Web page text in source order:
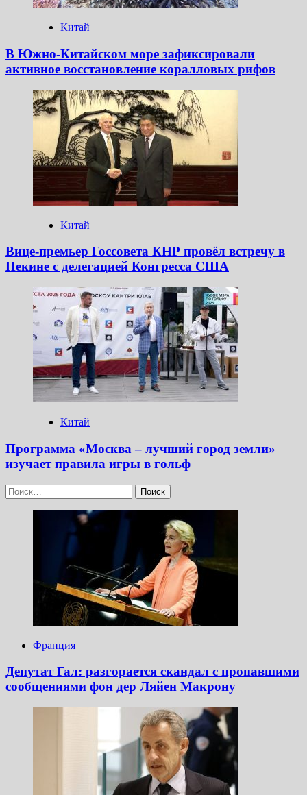
Китай
В Южно-Китайском море зафиксировали
активное восстановление коралловых рифов
Китай
Вице-премьер Госсовета КНР провёл встречу в
Пекине с делегацией Конгресса США
Китай
Программа «Москва – лучший город земли»
изучает правила игры в гольф
Найти:
Франция
Депутат Гал: разгорается скандал с пропавшими
сообщениями фон дер Ляйен Макрону